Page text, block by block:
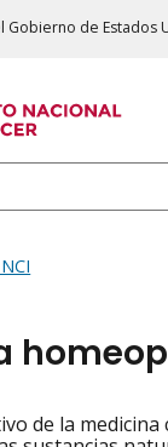
Gobierno de Estados
de la medicina